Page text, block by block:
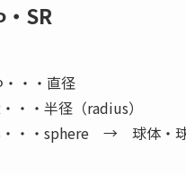
SR
・・直径
・・半径（radius）
・・・sphere → 球体・